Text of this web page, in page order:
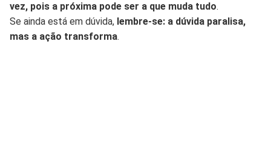
vez, pois a próxima pode ser a que muda tudo.
Se ainda está em dúvida, lembre-se: a dúvida paralisa,
mas a ação transforma.